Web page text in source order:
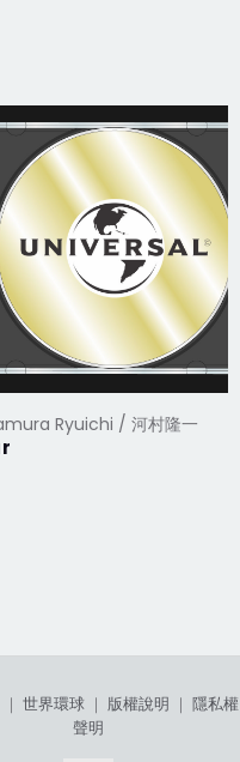
Ryuichi / 河村隆一
｜ 世界環球 ｜ 版權說明 ｜ 隱私權
聲明